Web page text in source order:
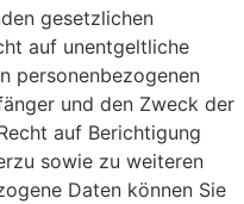
gesetzlichen
auf unentgeltliche
personenbezogenen
und den Zweck der
auf Berichtigung
sowie zu weiteren
Daten können Sie